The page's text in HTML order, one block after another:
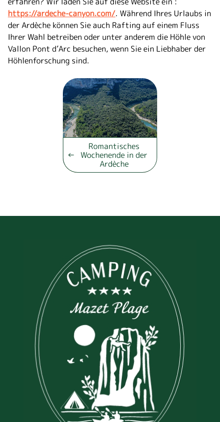
https://ardeche-canyon.com/. Während Ihres Urlaubs in
der Ardèche können Sie auch Rafting auf einem Fluss
Ihrer Wahl betreiben oder unter anderem die Höhle von
Vallon Pont d’Arc besuchen, wenn Sie ein Liebhaber der
Höhlenforschung sind.
Romantisches
Wochenende in der
Ardèche